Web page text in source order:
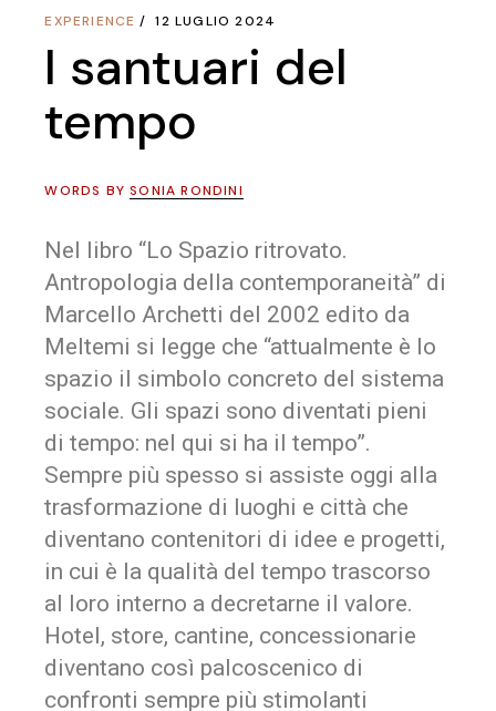
EXPERIENCE 12 LUGLIO 2024
I santuari del
tempo
WORDS BYSONIA RONDINI
Nel libro “Lo Spazio ritrovato.
Antropologia della contemporaneità” di
Marcello Archetti del 2002 edito da
Meltemi si legge che “attualmente è lo
spazio il simbolo concreto del sistema
sociale. Gli spazi sono diventati pieni
di tempo: nel qui si ha il tempo”.
Sempre più spesso si assiste oggi alla
trasformazione di luoghi e città che
diventano contenitori di idee e progetti,
in cui è la qualità del tempo trascorso
al loro interno a decretarne il valore.
Hotel, store, cantine, concessionarie
diventano così palcoscenico di
confronti sempre più stimolanti